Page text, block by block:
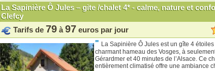
La Sapinière Ô Jules – gite /chalet 4* - calme, nature et
Clefcy
Tarifs de 79 à 97 euros par jour
" La Sapinière Ô Jules est un gîte 4
charmant hameau des Vosges, à
Gérardmer et 40 minutes de l’Alsace. Ce
entièrement climatisé offre une ambiance